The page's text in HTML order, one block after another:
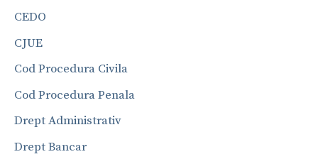
CEDO
CJUE
Cod Procedura Civila
Cod Procedura Penala
Drept Administrativ
Drept Bancar